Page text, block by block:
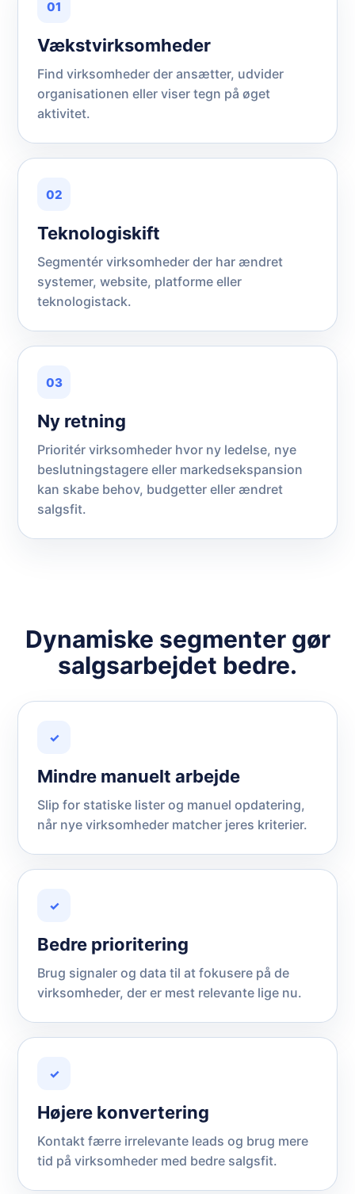
01
Vækstvirksomheder
Find virksomheder der ansætter, udvider
organisationen eller viser tegn på øget
aktivitet.
02
Teknologiskift
Segmentér virksomheder der har ændret
systemer, website, platforme eller
teknologistack.
03
Ny retning
Prioritér virksomheder hvor ny ledelse, nye
beslutningstagere eller markedsekspansion
kan skabe behov, budgetter eller ændret
salgsfit.
Dynamiske segmenter gør
salgsarbejdet bedre.
✓
Mindre manuelt arbejde
Slip for statiske lister og manuel opdatering,
når nye virksomheder matcher jeres kriterier.
✓
Bedre prioritering
Brug signaler og data til at fokusere på de
virksomheder, der er mest relevante lige nu.
✓
Højere konvertering
Kontakt færre irrelevante leads og brug mere
tid på virksomheder med bedre salgsfit.